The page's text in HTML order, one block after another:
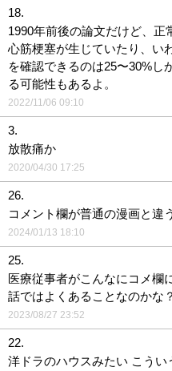
18.
1990年前後の論文だけど、正
心筋梗塞が生じていたり、い
を確認できるのは25〜30%し
る可能性もあるよ。
2022/11/06 09:10
3.
放散痛か
2020/04/30 17:25
26.
コメント欄が普通の漫画と違
2024/01/13 18:10
25.
医療従事者がこんなにコメ欄
話ではよくあることなのかな？
2023/08/27 23:52
22.
洋ドラのハウスみたい こう